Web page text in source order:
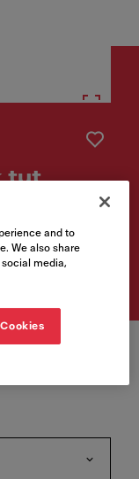
tut
and to
We also share
media,